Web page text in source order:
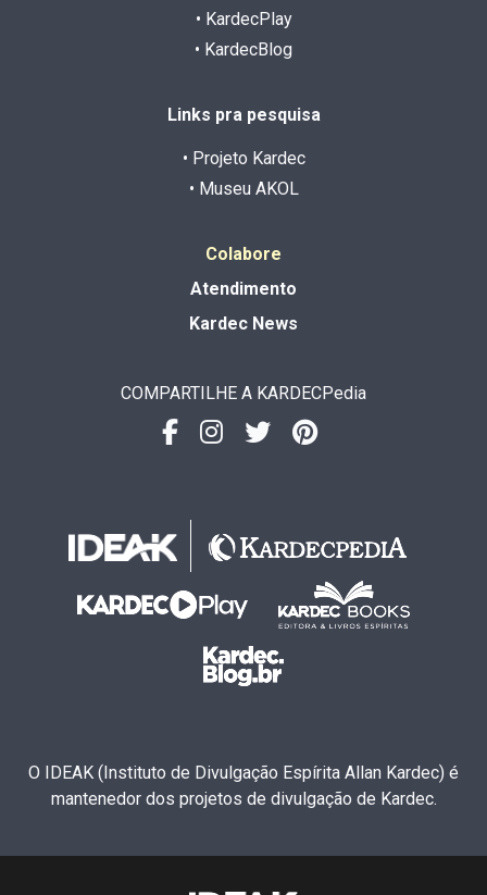
• KardecPlay
• KardecBlog
Links pra pesquisa
• Projeto Kardec
• Museu AKOL
Colabore
Atendimento
Kardec News
COMPARTILHE A KARDECPedia
O IDEAK (Instituto de Divulgação Espírita Allan Kardec) é
mantenedor dos projetos de divulgação de Kardec.